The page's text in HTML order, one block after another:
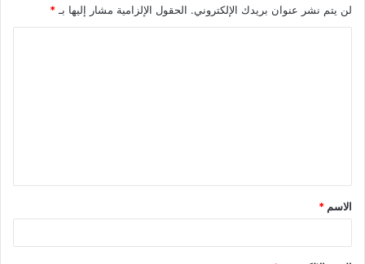
لن يتم نشر عنوان بريدك الإلكتروني. الحقول الإلزامية مشار إليها بـ *
ق
*
الاسم *